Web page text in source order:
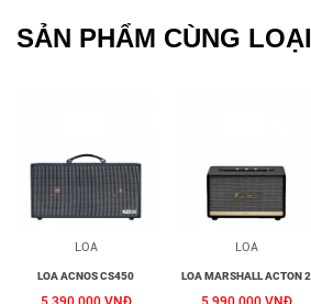
SẢN PHẨM CÙNG LOẠI
LOA
LOA ACNOS CS450
LOA
LOA MARSHALL ACTON 2